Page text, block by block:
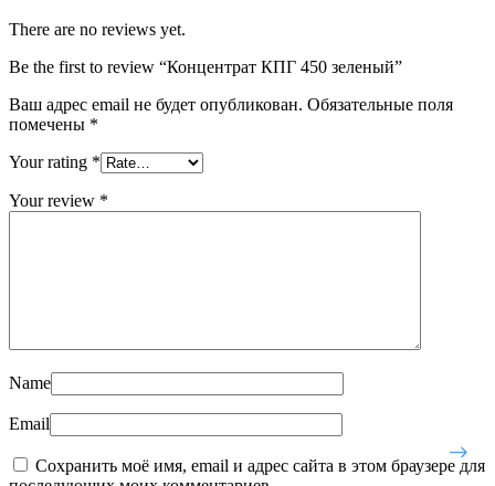
There are no reviews yet.
Be the first to review “Концентрат КПГ 450 зеленый”
Ваш адрес email не будет опубликован. Обязательные поля
помечены *
Your rating *
Your review *
Name
Email
Сохранить моё имя, email и адрес сайта в этом браузере для